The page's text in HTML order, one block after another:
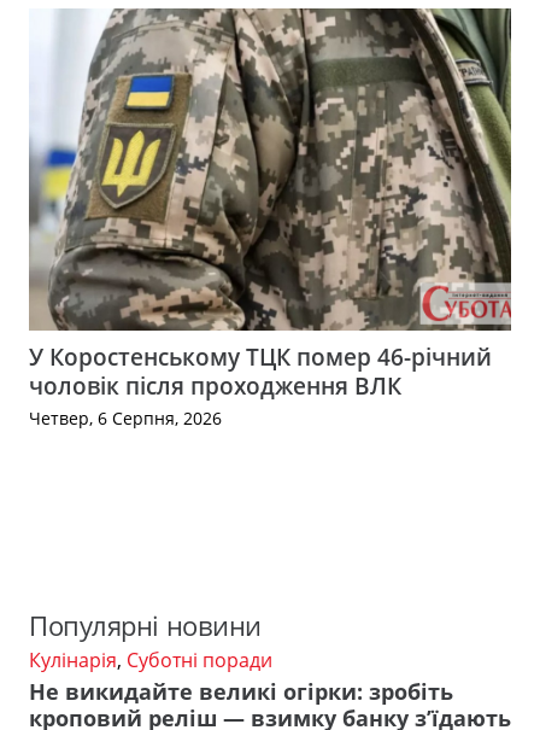
У Коростенському ТЦК помер 46-річний
чоловік після проходження ВЛК
Четвер, 6 Серпня, 2026
Популярні новини
Кулінарія, Суботні поради
Не викидайте великі огірки: зробіть
кроповий реліш — взимку банку з’їдають